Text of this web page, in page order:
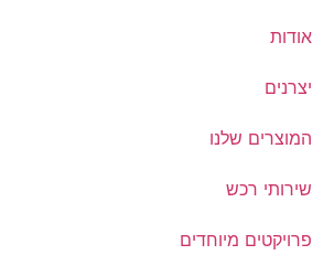
אודות
יצרנים
המוצרים שלנו
שירותי רכש
פרויקטים מיוחדים